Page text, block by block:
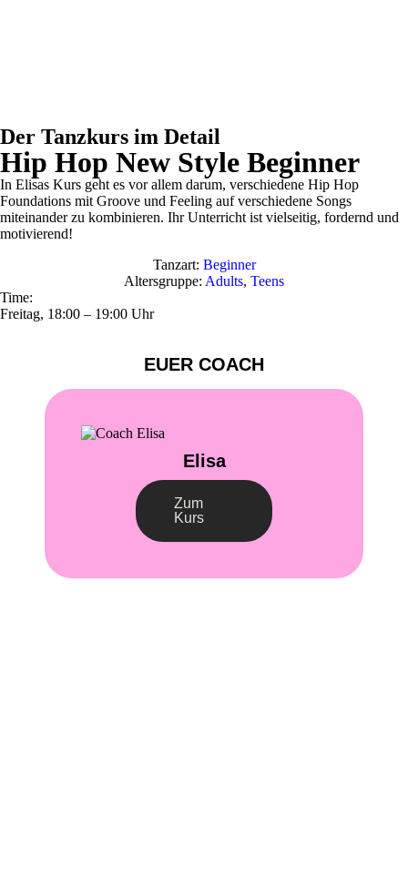
Der Tanzkurs im Detail
Hip Hop New Style Beginner
In Elisas Kurs geht es vor allem darum, verschiedene Hip Hop
Foundations mit Groove und Feeling auf verschiedene Songs
miteinander zu kombinieren. Ihr Unterricht ist vielseitig, fordernd und
motivierend!
Tanzart: Beginner
Altersgruppe: Adults, Teens
Time:
Freitag, 18:00 – 19:00 Uhr
EUER COACH
Elisa
Zum
Kurs